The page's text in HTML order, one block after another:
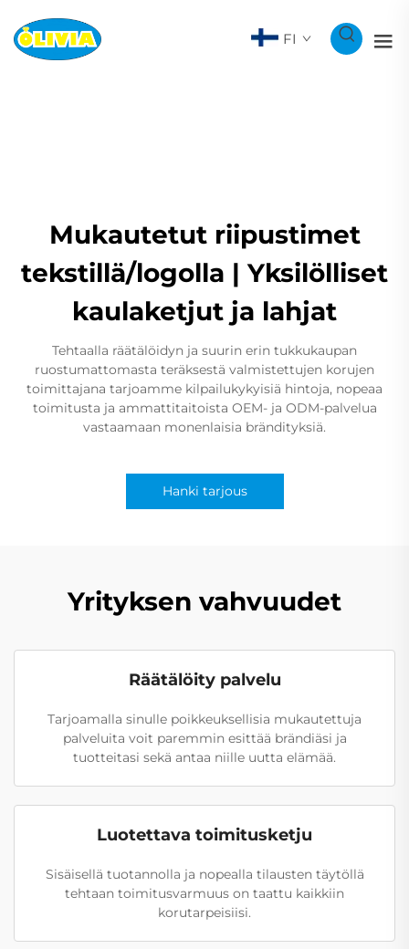
FI
Mukautetut riipustimet
tekstillä/logolla | Yksilölliset
kaulaketjut ja lahjat
Tehtaalla räätälöidyn ja suurin erin tukkukaupan
ruostumattomasta teräksestä valmistettujen korujen
toimittajana tarjoamme kilpailukykyisiä hintoja, nopeaa
toimitusta ja ammattitaitoista OEM- ja ODM-palvelua
vastaamaan monenlaisia brändityksiä.
Hanki tarjous
Yrityksen vahvuudet
Räätälöity palvelu
Tarjoamalla sinulle poikkeuksellisia mukautettuja
palveluita voit paremmin esittää brändiäsi ja
tuotteitasi sekä antaa niille uutta elämää.
Luotettava toimitusketju
Sisäisellä tuotannolla ja nopealla tilausten täytöllä
tehtaan toimitusvarmuus on taattu kaikkiin
korutarpeisiisi.